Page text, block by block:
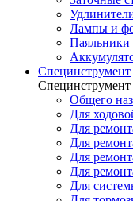
Лампы и
Паяльники
Специнструмент
Специнструмент
Общего
Для
Для
Для
Для
Для
Для